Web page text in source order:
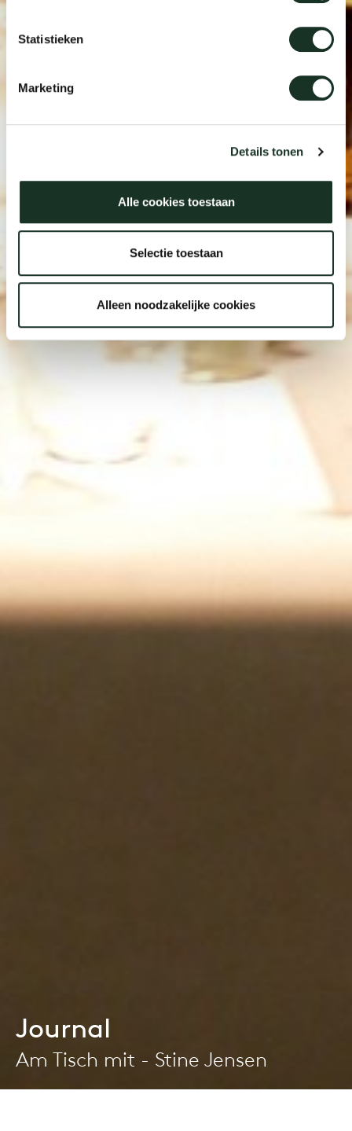
Statistieken
Marketing
Details tonen
Alle cookies toestaan
Selectie toestaan
Alleen noodzakelijke cookies
Journal
Am Tisch mit - Stine Jensen